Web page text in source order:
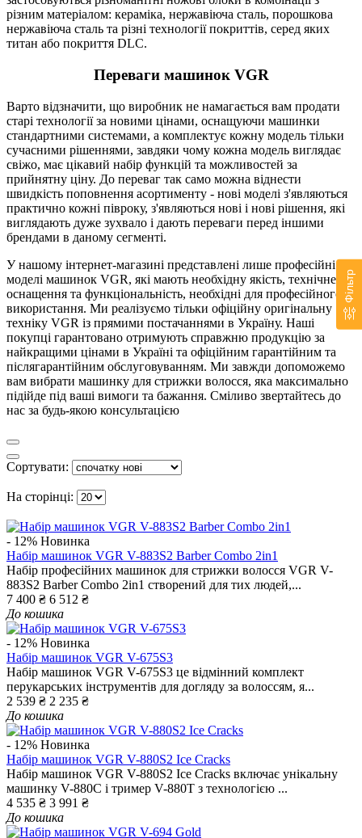
Фільтр
різним матеріалом: кераміка, нержавіюча сталь, порошкова
нержавіюча сталь та різні технології покриттів, серед яких
титан або покриття DLC.
Переваги машинок VGR
Варто відзначити, що виробник не намагається вам продати
старі технології за новими цінами, оснащуючи машинки
стандартними системами, а комплектує кожну модель тільки
сучасними рішеннями, завдяки чому кожна модель виглядає
свіжо, має цікавий набір функцій та можливостей за
прийнятну ціну. До переваг так само можна віднести
швидкість поповнення асортименту - нові моделі з'являються
практично кожні півроку, з'являються нові і нові рішення, які
виглядають дуже зухвало і дають переваги перед іншими
брендами в даному сегменті.
У нашому інтернет-магазині представлені лише професійні
моделі машинок VGR, які мають необхідну якість, технічне
оснащення та функціональність, необхідні для професійного
використання. Ми реалізуємо тільки офіційну оригінальну
техніку VGR із прямими постачаннями в Україну. Наші
покупці гарантовано отримують справжню продукцію за
найкращими цінами в Україні та офіційним гарантійним та
післягарантійним обслуговуванням. Ми завжди допоможемо
вам вибрати машинку для стрижки волосся, яка максимально
підійде під ваші вимоги та бажання. Сміливо звертайтесь до
нас за будь-якою консультацією
Сортувати:
На сторінці:
- 12% Новинка
Набір машинок VGR V-883S2 Barber Combo 2in1
Набір професійних машинок для стрижки волосся VGR V-
883S2 Barber Combo 2in1 створений для тих людей,...
7 400 ₴ 6 512 ₴
До кошика
- 12% Новинка
Набір машинок VGR V-675S3
Набір машинок VGR V-675S3 це відмінний комплект
перукарських інструментів для догляду за волоссям, я...
2 539 ₴ 2 235 ₴
До кошика
- 12% Новинка
Набір машинок VGR V-880S2 Ice Cracks
Набір машинок VGR V-880S2 Ice Cracks включає унікальну
машинку V-880C і тример V-880T з технологією ...
4 535 ₴ 3 991 ₴
До кошика